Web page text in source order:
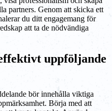
partners. Genom att skicka ett
du ditt engagemang för
att ta de nödvändiga
uppföljande
bör innehålla viktiga
Börja med att